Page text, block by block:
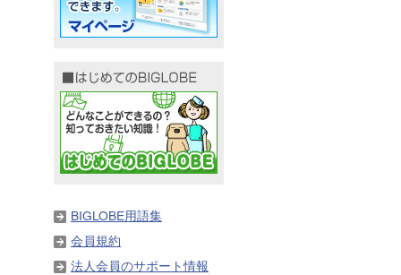
BIGLOBE用語集
会員規約
法人会員のサポート情報